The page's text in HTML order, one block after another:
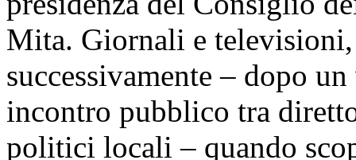
Mita. Giornali e televisioni,
successivamente – dopo
incontro pubblico tra
politici locali – quando